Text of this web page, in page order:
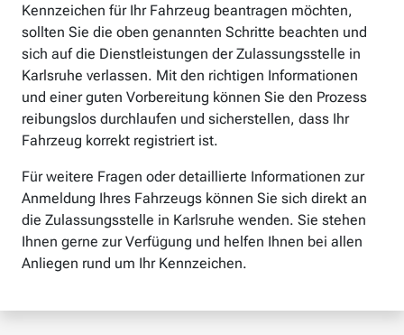
Kennzeichen für Ihr Fahrzeug beantragen möchten,
sollten Sie die oben genannten Schritte beachten und
sich auf die Dienstleistungen der Zulassungsstelle in
Karlsruhe verlassen. Mit den richtigen Informationen
und einer guten Vorbereitung können Sie den Prozess
reibungslos durchlaufen und sicherstellen, dass Ihr
Fahrzeug korrekt registriert ist.
Für weitere Fragen oder detaillierte Informationen zur
Anmeldung Ihres Fahrzeugs können Sie sich direkt an
die Zulassungsstelle in Karlsruhe wenden. Sie stehen
Ihnen gerne zur Verfügung und helfen Ihnen bei allen
Anliegen rund um Ihr Kennzeichen.